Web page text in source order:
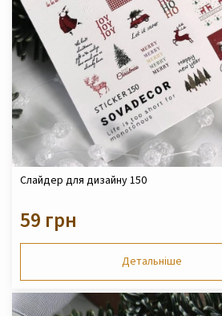
Слайдер для дизайну 150
59 грн
Детальніше